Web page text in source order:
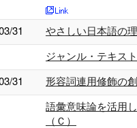
31
やさしい日本語の
ジャンル・テキス
31
形容詞連用修飾の
語彙意味論を活用
（Ｃ）